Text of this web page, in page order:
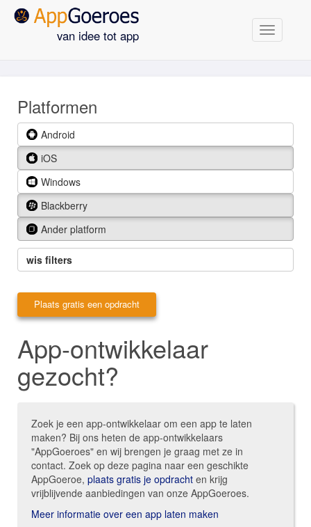
van idee tot app Navigatie
Platformen
Android
iOS
Windows
Blackberry
Ander platform
wis filters
Plaats gratis een opdracht
App-ontwikkelaar
gezocht?
Zoek je een app-ontwikkelaar om een app te laten
maken? Bij ons heten de app-ontwikkelaars
"AppGoeroes" en wij brengen je graag met ze in
contact. Zoek op deze pagina naar een geschikte
AppGoeroe, plaats gratis je opdracht en krijg
vrijblijvende aanbiedingen van onze AppGoeroes.
Meer informatie over een app laten maken